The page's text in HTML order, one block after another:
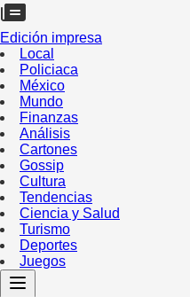
Edición impresa
Local
Policiaca
México
Mundo
Finanzas
Análisis
Cartones
Gossip
Cultura
Tendencias
Ciencia y Salud
Turismo
Deportes
Juegos